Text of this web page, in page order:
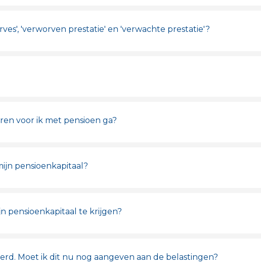
'verworven prestatie' en 'verwachte prestatie'?
voor ik met pensioen ga?
pensioenkapitaal?
pensioenkapitaal te krijgen?
Moet ik dit nu nog aangeven aan de belastingen?